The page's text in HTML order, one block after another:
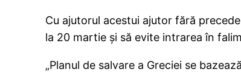
Cu ajutorul acestui ajutor fără
la 20 martie şi să evite intrarea în
„Planul de salvare a Greciei se